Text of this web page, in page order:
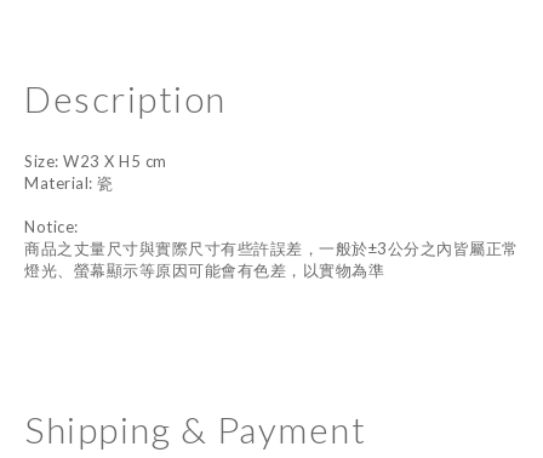
Description
Size: W23 X H5 cm
Material: 瓷
Notice:
商品之丈量尺寸與實際尺寸有些許誤差，一般於±3公分之內皆屬正常
燈光、螢幕顯示等原因可能會有色差，以實物為準
Shipping & Payment